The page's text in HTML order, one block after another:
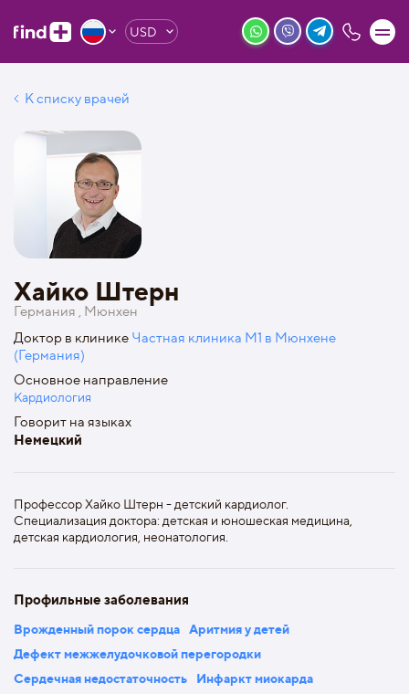
USD
К списку врачей
Хайко Штерн
Германия , Мюнхен
Доктор в клинике Частная клиника М1 в Мюнхене
(Германия)
Основное направление
Кардиология
Говорит на языках
Немецкий
Профессор Хайко Штерн - детский кардиолог.
Специализация доктора: детская и юношеская медицина,
детская кардиология, неонатология.
Профильные заболевания
Врожденный порок сердца Аритмия у детей
Дефект межжелудочковой перегородки
Сердечная недостаточность
Инфаркт миокарда